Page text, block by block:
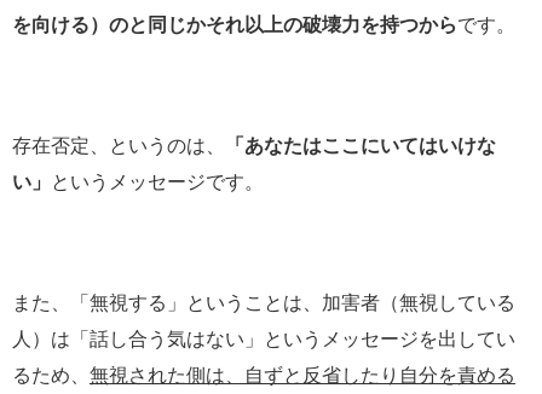
を向ける）のと同じかそれ以上の破壊力を持つからです。
存在否定、というのは、
「あなたはここにいてはいけな
い」
というメッセージです。
また、「無視する」ということは、加害者（無視している
人）は「話し合う気はない」というメッセージを出してい
るため、 無視された側は、自ずと反省したり自分を責める